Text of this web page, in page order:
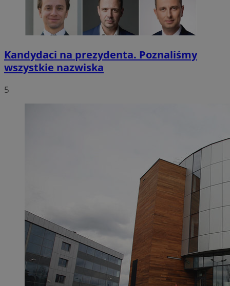
Kandydaci na prezydenta. Poznaliśmy
wszystkie nazwiska
5